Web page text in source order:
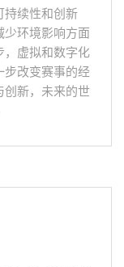
持续性和创新
少环境影响方面
，虚拟和数字化
步改变赛事的经
创新，未来的世